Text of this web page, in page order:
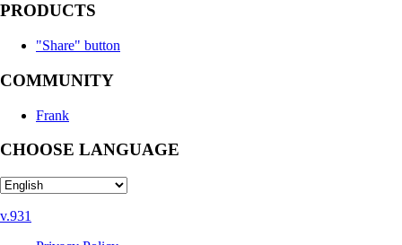
PRODUCTS
"Share" button
COMMUNITY
Frank
CHOOSE LANGUAGE
v.931